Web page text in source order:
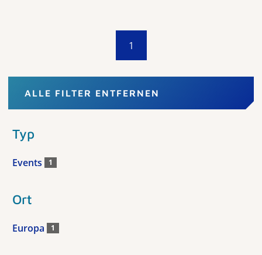
1
ALLE FILTER ENTFERNEN
Typ
Events 1
Ort
Europa 1